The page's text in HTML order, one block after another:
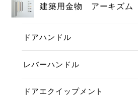
建築用金物 アーキズム
ドアハンドル
レバーハンドル
ドアエクイップメント